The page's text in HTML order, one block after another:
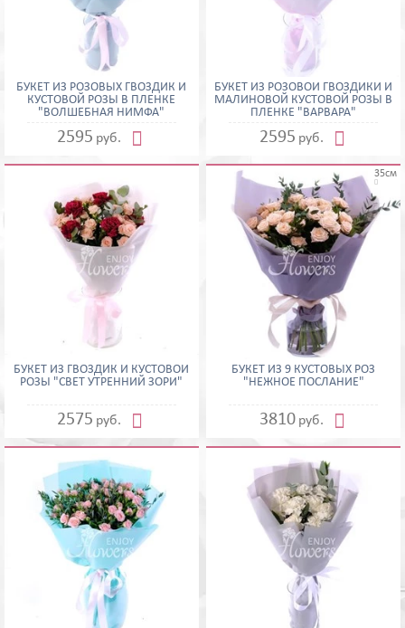
БУКЕТ ИЗ РОЗОВЫХ ГВОЗДИК И
КУСТОВОЙ РОЗЫ В ПЛЕНКЕ
"ВОЛШЕБНАЯ НИМФА"
2595 руб. 
БУКЕТ ИЗ РОЗОВОЙ ГВОЗДИКИ И
МАЛИНОВОЙ КУСТОВОЙ РОЗЫ В
ПЛЕНКЕ "ВАРВАРА"
2595 руб. 
БУКЕТ ИЗ ГВОЗДИК И КУСТОВОЙ
РОЗЫ "СВЕТ УТРЕННИЙ ЗОРИ"
2575 руб. 
БУКЕТ ИЗ 9 КУСТОВЫХ РОЗ
"НЕЖНОЕ ПОСЛАНИЕ"
3810 руб. 
35см
